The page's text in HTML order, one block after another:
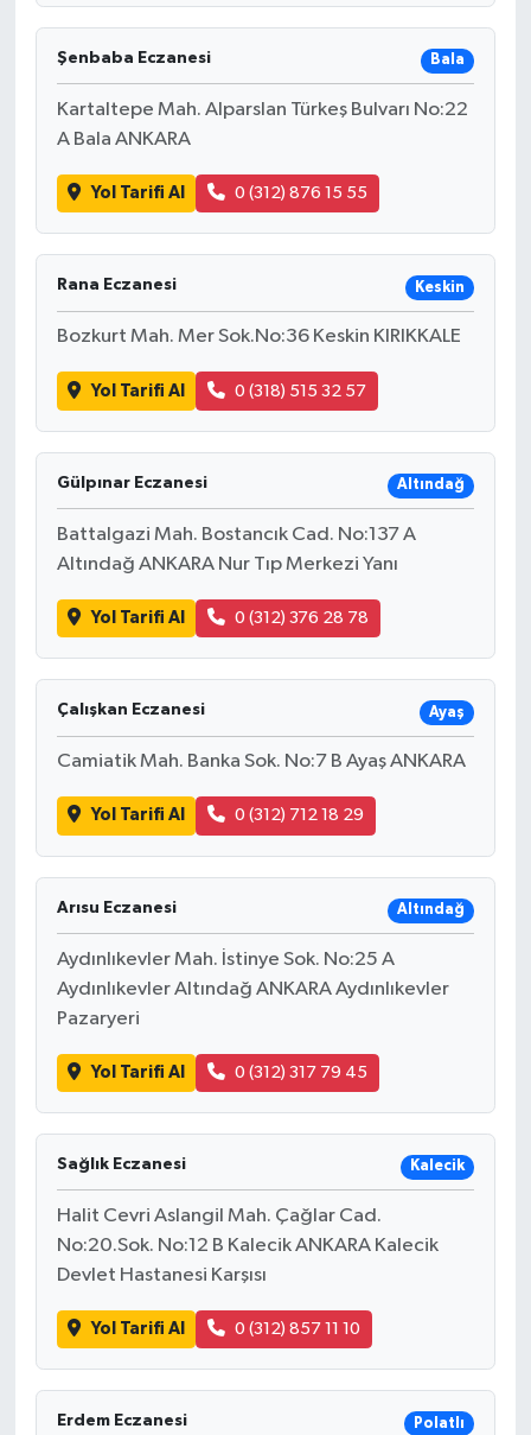
Şenbaba Eczanesi Bala
Kartaltepe Mah. Alparslan Türkeş Bulvarı No:22
A Bala ANKARA
Yol Tarifi Al 0 (312) 876 15 55
Rana Eczanesi Keskin
Bozkurt Mah. Mer Sok.No:36 Keskin KIRIKKALE
Yol Tarifi Al 0 (318) 515 32 57
Gülpınar Eczanesi Altındağ
Battalgazi Mah. Bostancık Cad. No:137 A
Altındağ ANKARA Nur Tıp Merkezi Yanı
Yol Tarifi Al 0 (312) 376 28 78
Çalışkan Eczanesi Ayaş
Camiatik Mah. Banka Sok. No:7 B Ayaş ANKARA
Yol Tarifi Al 0 (312) 712 18 29
Arısu Eczanesi Altındağ
Aydınlıkevler Mah. İstinye Sok. No:25 A
Aydınlıkevler Altındağ ANKARA Aydınlıkevler
Pazaryeri
Yol Tarifi Al 0 (312) 317 79 45
Sağlık Eczanesi Kalecik
Halit Cevri Aslangil Mah. Çağlar Cad.
No:20.Sok. No:12 B Kalecik ANKARA Kalecik
Devlet Hastanesi Karşısı
Yol Tarifi Al 0 (312) 857 11 10
Erdem Eczanesi Polatlı